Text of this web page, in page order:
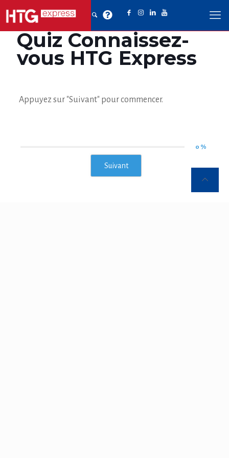
Quiz Connaissez-
vous HTG Express
Appuyez sur "Suivant" pour commencer.
0 %
Suivant